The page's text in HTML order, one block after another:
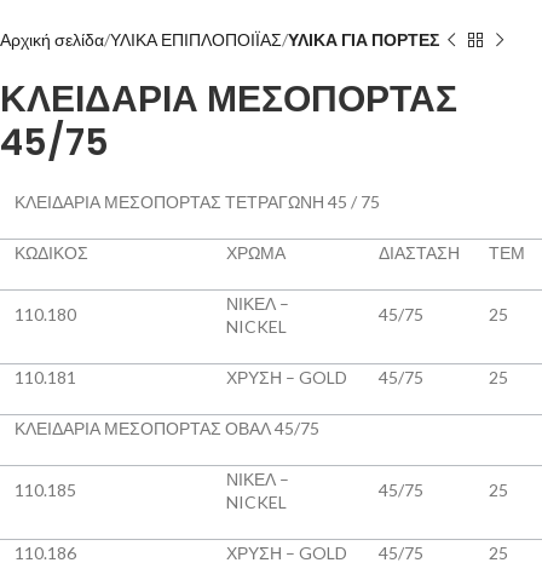
Αρχική σελίδα ΥΛΙΚΑ ΕΠΙΠΛΟΠΟΙΪΑΣ ΥΛΙΚΑ ΓΙΑ ΠΟΡΤΕΣ
ΚΛΕΙΔΑΡΙΑ ΜΕΣΟΠΟΡΤΑΣ
45/75
ΚΛΕΙΔΑΡΙΑ ΜΕΣΟΠΟΡΤΑΣ ΤΕΤΡΑΓΩΝΗ 45 / 75
ΚΩΔΙΚΟΣ ΧΡΩΜΑ ΔΙΑΣΤΑΣΗ ΤΕΜ
110.180
ΝΙΚΕΛ –
NICKEL
45/75 25
110.181 ΧΡΥΣΗ – GOLD 45/75 25
ΚΛΕΙΔΑΡΙΑ ΜΕΣΟΠΟΡΤΑΣ ΟΒΑΛ 45/75
110.185
ΝΙΚΕΛ –
NICKEL
45/75 25
110.186 ΧΡΥΣΗ – GOLD 45/75 25